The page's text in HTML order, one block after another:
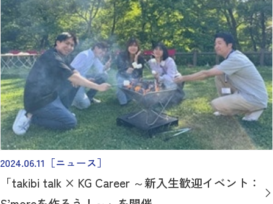
2024.06.11 ［ニュース］
「takibi talk × KG Career ～新入生歓迎イベント：